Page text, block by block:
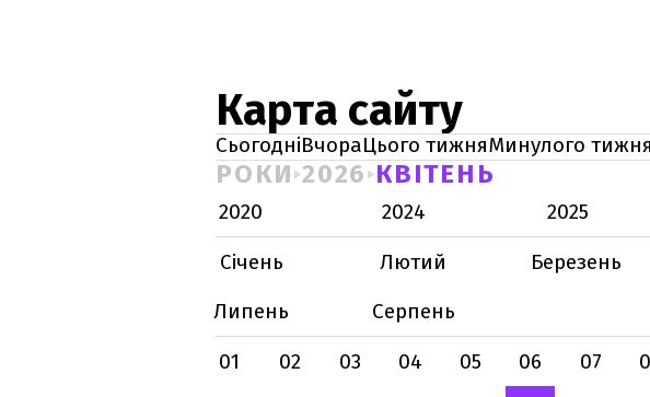
Карта сайту
СьогодніВчораЦього тижняМинулого тижня
РОКИ 2026 КВІТЕНЬ
2020 2024 2025
Січень
Лютий Березень
Липень
Серпень
01
02 03 04 05 06 07